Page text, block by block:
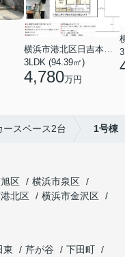
3LDK (94.39㎡)
4,780万円
スペース2台 1号棟
区
横浜市泉区
北区
横浜市金沢区
東 芹が谷
下田町